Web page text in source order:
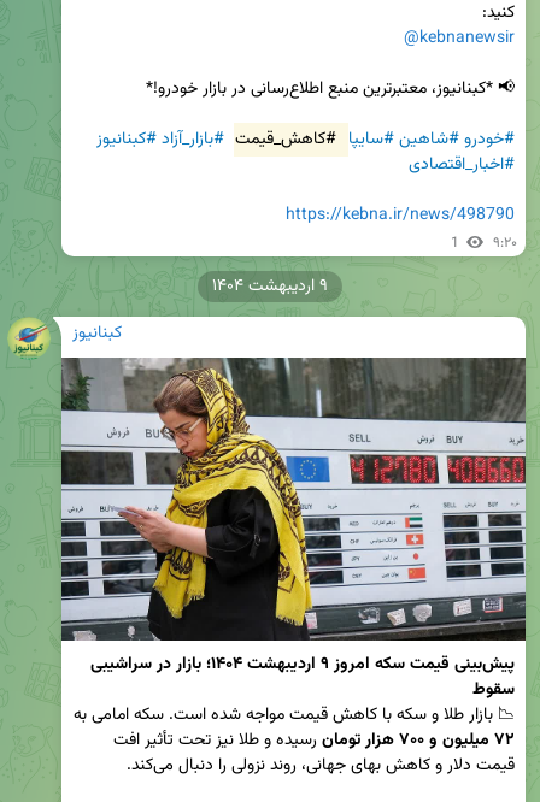
کنید:
@kebnanewsir
#خودرو#شاهین#سایپا #کاهش_قیمت #بازار_آزاد#کبنانیوز
#اخبار_اقتصادی
https://kebna.ir/news/498790
1 ۹:۲۰
کبنانیوز
سقوط
📉 بازار طلا و سکه با کاهش قیمت مواجه شده است. سکه امامی به
۷۲ میلیون و ۷۰۰ هزار تومان
۹ اردیبهشت ۱۴۰۴